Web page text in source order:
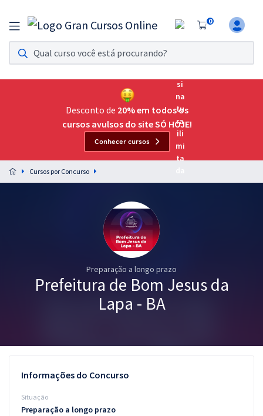
0
Assinatura Ilimitada 11
Acesso a todos os cursos. Teste grátis por 7 dias!
Assinatura OAB Até Passar
Acesso ilimitado a toda preparação para o Exame da
Preparação completa e intensiva para as principais
residências em saúde do Brasil
Conteúdo gratuito
Desconto de 20% em todos os
cursos avulsos do site SÓ HOJE!
Conhecer cursos
Cursos por Concurso
Preparação a longo prazo
Prefeitura de Bom Jesus da
Lapa - BA
Informações do Concurso
Situação
Preparação a longo prazo